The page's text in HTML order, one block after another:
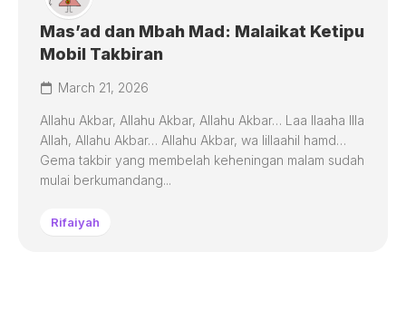
Mas’ad dan Mbah Mad: Malaikat Ketipu
Mobil Takbiran
March 21, 2026
Allahu Akbar, Allahu Akbar, Allahu Akbar… Laa Ilaaha Illa
Allah, Allahu Akbar… Allahu Akbar, wa lillaahil hamd…
Gema takbir yang membelah keheningan malam sudah
mulai berkumandang...
Rifaiyah